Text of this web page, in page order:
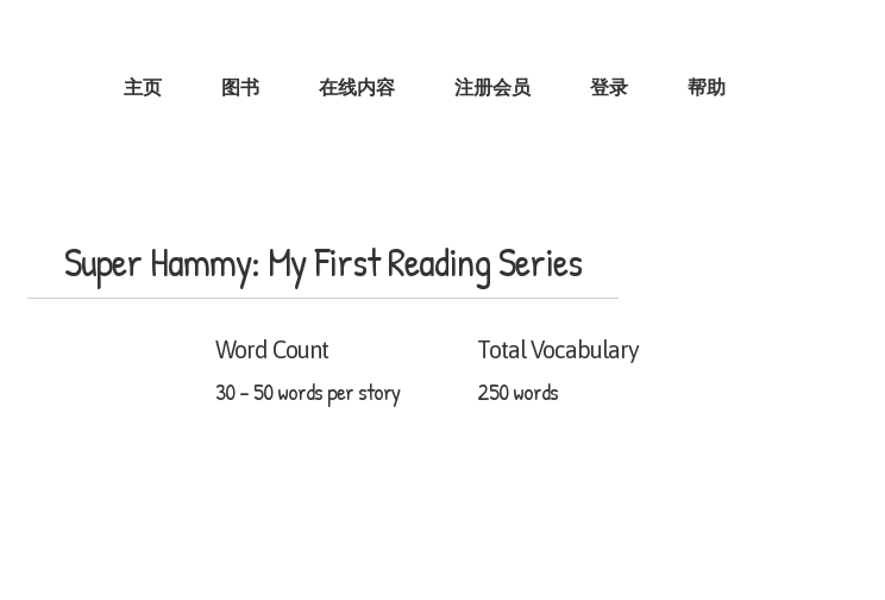
主页 图书 在线内容 注册会员 登录 帮助
Super Hammy: My First Reading Series
Word Count
30 - 50 words per story
Total Vocabulary
250 words